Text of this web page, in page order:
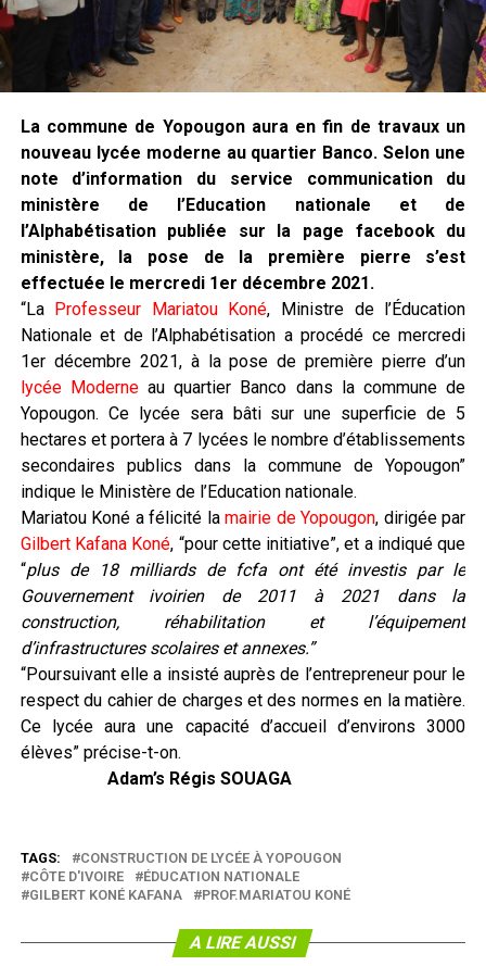
La commune de Yopougon aura en fin de travaux un
nouveau lycée moderne au quartier Banco. Selon une
note d’information du service communication du
ministère de l’Education nationale et de
l’Alphabétisation publiée sur la page facebook du
ministère, la pose de la première pierre s’est
effectuée le mercredi 1er décembre 2021.
“La Professeur Mariatou Koné, Ministre de l’Éducation
Nationale et de l’Alphabétisation a procédé ce mercredi
1er décembre 2021, à la pose de première pierre d’un
lycée Moderneau quartier Banco dans la commune de
Yopougon. Ce lycée sera bâti sur une superficie de 5
hectares et portera à 7 lycées le nombre d’établissements
secondaires publics dans la commune de Yopougon”
indique le Ministère de l’Education nationale.
Mariatou Koné a félicité lamairie de Yopougon, dirigée par
Gilbert Kafana Koné, “pour cette initiative”, et a indiqué que
“plus de 18 milliards de fcfa ont été investis par le
Gouvernement ivoirien de 2011 à 2021 dans la
construction, réhabilitation et l’équipement
d’infrastructures scolaires et annexes.”
“Poursuivant elle a insisté auprès de l’entrepreneur pour le
respect du cahier de charges et des normes en la matière.
Ce lycée aura une capacité d’accueil d’environs 3000
élèves” précise-t-on.
Adam’s Régis SOUAGA
TAGS:
CONSTRUCTION DE LYCÉE À YOPOUGON
CÔTE D'IVOIRE
ÉDUCATION NATIONALE
GILBERT KONÉ KAFANA
PROF.MARIATOU KONÉ
A LIRE AUSSI